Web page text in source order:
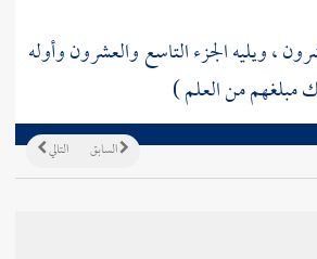
، ويليه الجزء التاسع والعشرون وأوله
مبلغهم من العلم )
التالي السابق